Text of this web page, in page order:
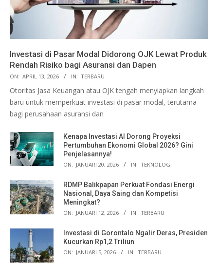
Investasi di Pasar Modal Didorong OJK Lewat Produk
Rendah Risiko bagi Asuransi dan Dapen
ON: APRIL 13, 2026 IN: TERBARU
Otoritas Jasa Keuangan atau OJK tengah menyiapkan langkah
baru untuk memperkuat investasi di pasar modal, terutama
bagi perusahaan asuransi dan
Kenapa Investasi AI Dorong Proyeksi
Pertumbuhan Ekonomi Global 2026? Gini
Penjelasannya!
ON: JANUARI 20, 2026 IN: TEKNOLOGI
RDMP Balikpapan Perkuat Fondasi Energi
Nasional, Daya Saing dan Kompetisi
Meningkat?
ON: JANUARI 12, 2026 IN: TERBARU
Investasi di Gorontalo Ngalir Deras, Presiden
Kucurkan Rp1,2 Triliun
ON: JANUARI 5, 2026 IN: TERBARU